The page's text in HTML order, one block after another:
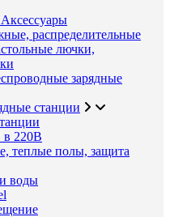
распределительные
лючки,
зарядные
станции
220В
теплые полы, защита
воды